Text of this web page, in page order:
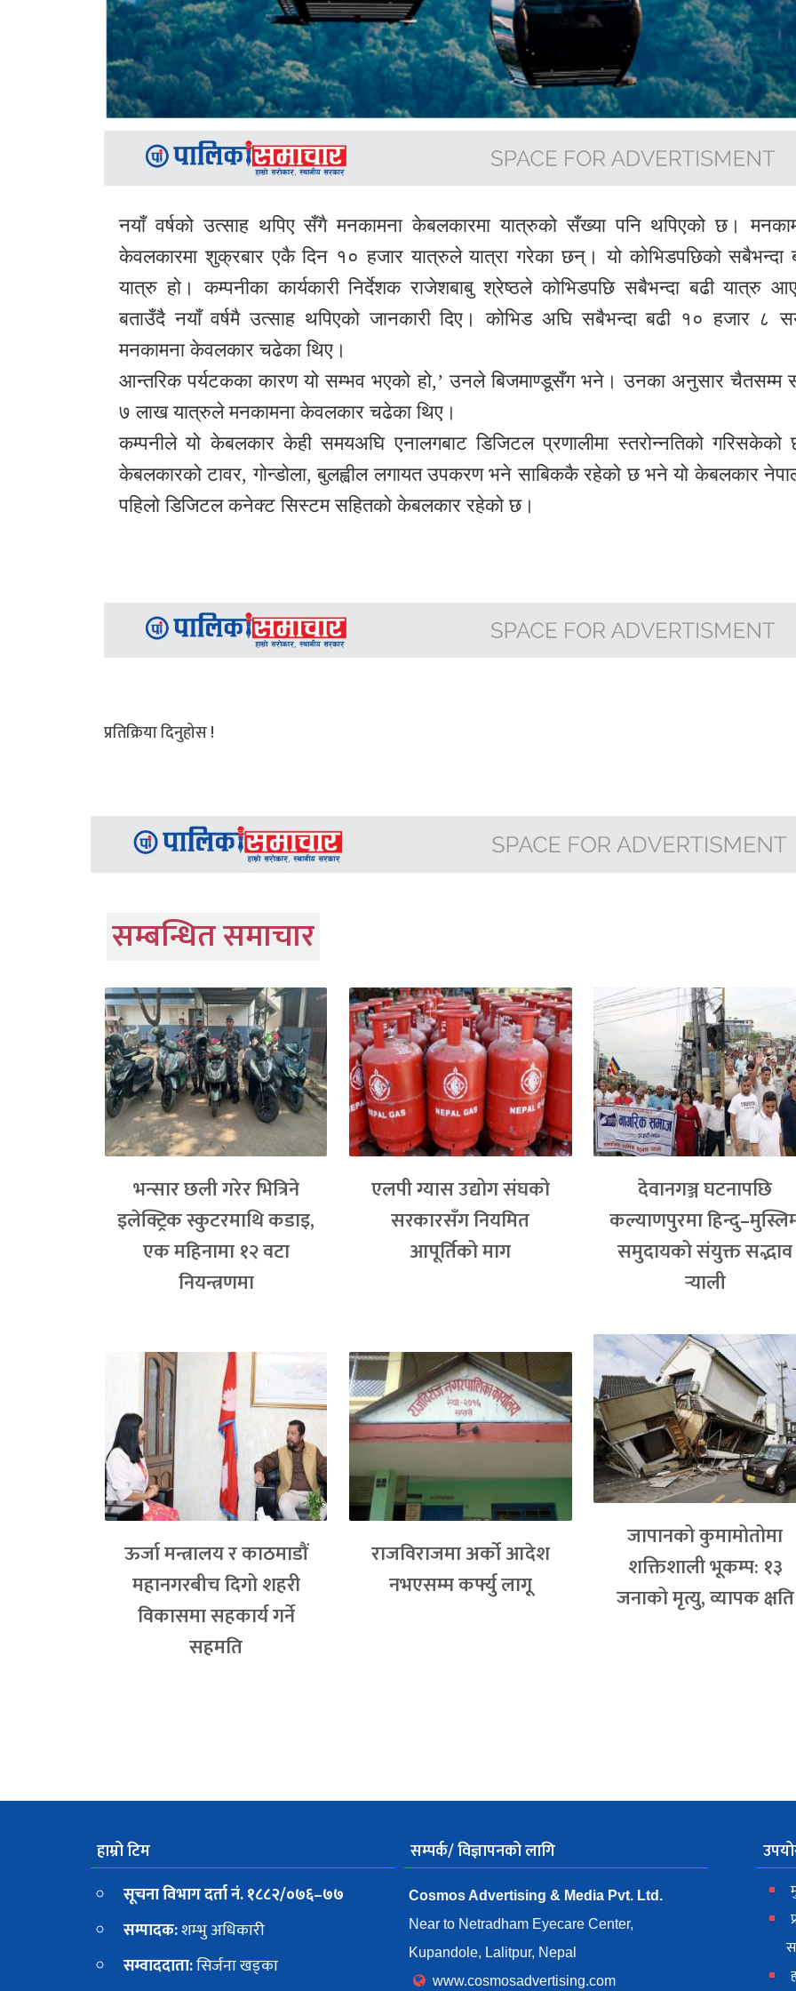
नयाँ वर्षको उत्साह थपिए सँगै मनकामना केबलकारमा यात्रुको सँख्या पनि थपिएको छ।
केवलकारमा शुक्रबार एकै दिन १० हजार यात्रुले यात्रा गरेका छन्। यो कोभिडपछिको सबैभन्दा
यात्रु हो। कम्पनीका कार्यकारी निर्देशक राजेशबाबु श्रेष्ठले कोभिडपछि सबैभन्दा बढी यात्रु
बताउँदै नयाँ वर्षमै उत्साह थपिएको जानकारी दिए। कोभिड अघि सबैभन्दा बढी १० हजार ८
मनकामना केवलकार चढेका थिए।
आन्तरिक पर्यटकका कारण यो सम्भव भएको हो,’ उनले बिजमाण्डूसँग भने। उनका अनुसार चैतसम्म
७ लाख यात्रुले मनकामना केवलकार चढेका थिए।
कम्पनीले यो केबलकार केही समयअघि एनालगबाट डिजिटल प्रणालीमा स्तरोन्नतिको गरिसकेको
केबलकारको टावर, गोन्डोला, बुलह्वील लगायत उपकरण भने साबिककै रहेको छ भने यो केबलकार
पहिलो डिजिटल कनेक्ट सिस्टम सहितको केबलकार रहेको छ।
प्रतिक्रिया दिनुहोस !
सम्बन्धित समाचार
भन्सार छली गरेर भित्रिने
इलेक्ट्रिक स्कुटरमाथि कडाइ,
एक महिनामा १२ वटा
नियन्त्रणमा
एलपी ग्यास उद्योग संघको
सरकारसँग नियमित
आपूर्तिको माग
देवानगञ्ज घटनापछि
कल्याणपुरमा
समुदायको संयुक्त सद्भाव
र्‍याली
ऊर्जा मन्त्रालय र काठमाडौं
महानगरबीच दिगो शहरी
विकासमा सहकार्य गर्ने
सहमति
राजविराजमा अर्को आदेश
नभएसम्म कर्फ्यु लागू
जापानको कुमामोतोमा
शक्तिशाली भूकम्प: १३
जनाको मृत्यु, व्यापक क्षति
हाम्रो टिम
सूचना विभाग दर्ता नं. १८८२/०७६–७७
सम्पादक:शम्भु अधिकारी
सम्वाददाता:सिर्जना खड्का
सम्पर्क/ विज्ञापनको लागि
Cosmos Advertising & Media Pvt. Ltd.
Near to Netradham Eyecare Center,
Kupandole, Lalitpur, Nepal
www.cosmosadvertising.com